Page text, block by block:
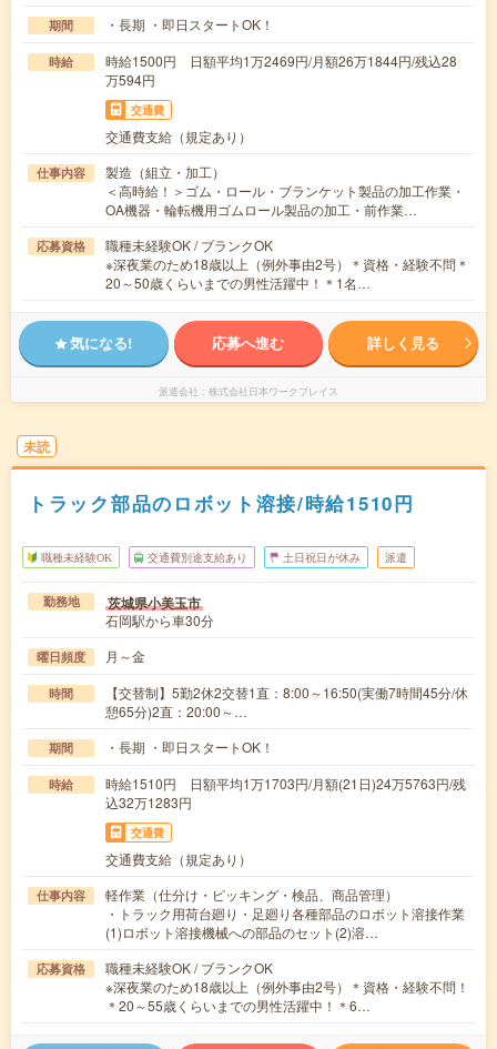
期間 ・長期 ・即日スタートOK！
時給
時給1500円 日額平均1万2469円/月額26万1844円/残込28
万594円
交通費
交通費支給（規定あり）
仕事内容
製造（組立・加工）
＜高時給！＞ゴム・ロール・ブランケット製品の加工作業・
OA機器・輪転機用ゴムロール製品の加工・前作業…
応募資格
職種未経験OK / ブランクOK
※深夜業のため18歳以上（例外事由2号）＊資格・経験不問＊
20～50歳くらいまでの男性活躍中！＊1名…
気になる! 応募へ進む 詳しく見る
派遣会社 株式会社日本ワークプレイス
未読
トラック部品のロボット溶接/時給1510円
職種未経験OK 交通費別途支給あり 土日祝日が休み 派遣
勤務地 茨城県小美玉市
石岡駅から車30分
曜日頻度 月～金
時間
【交替制】5勤2休2交替1直：8:00～16:50(実働7時間45分/休
憩65分)2直：20:00～…
期間 ・長期 ・即日スタートOK！
時給
時給1510円 日額平均1万1703円/月額(21日)24万5763円/残
込32万1283円
交通費
交通費支給（規定あり）
仕事内容
軽作業（仕分け・ピッキング・検品、商品管理）
・トラック用荷台廻り・足廻り各種部品のロボット溶接作業
(1)ロボット溶接機械への部品のセット(2)溶…
応募資格
職種未経験OK / ブランクOK
※深夜業のため18歳以上（例外事由2号）＊資格・経験不問！
＊20～55歳くらいまでの男性活躍中！＊6…